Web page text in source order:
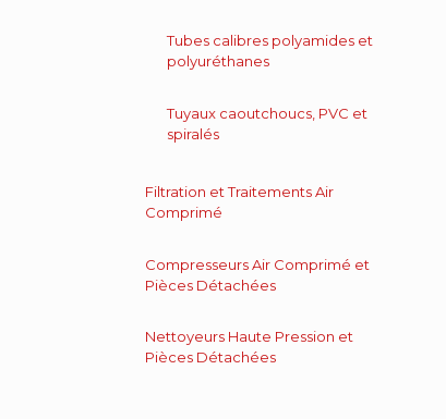
Tubes calibres polyamides et
polyuréthanes
Tuyaux caoutchoucs, PVC et
spiralés
Filtration et Traitements Air
Comprimé
Compresseurs Air Comprimé et
Pièces Détachées
Nettoyeurs Haute Pression et
Pièces Détachées